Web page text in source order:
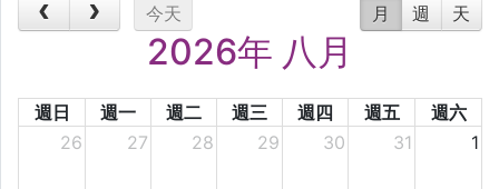
今天 月 週 天
2026年 八月
週日 週一 週二 週三 週四 週五
週六
26
27 28 29 30 31 1